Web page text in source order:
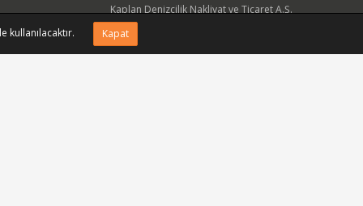
Kaplan Denizcilik Nakliyat ve Ticaret A.Ş.
APlus Hastane Otelcilik Hizmetleri A.Ş.
kullanılacaktır. Kapat